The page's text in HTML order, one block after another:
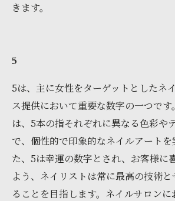
きます。
5
5は、主に女性をターゲットとしたネ
ス提供において重要な数字の一つで
は、5本の指それぞれに異なる色彩や
で、個性的で印象的なネイルアートを
た、5は幸運の数字とされ、お客様に
よう、ネイリストは常に最高の技術
ることを目指します。ネイルサロン